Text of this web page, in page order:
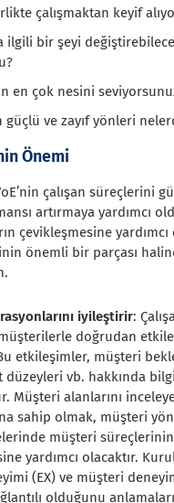
çalışmaktan keyif
ilgili bir şeyi
en çok nesini
güçlü ve zayıf yönleri
Önemi
çalışan süreçlerini
artırmaya yardımcı
çevikleşmesine
önemli bir parçası
iyileştirir:
doğrudan
etkileşimler, müşteri
düzeyleri vb. hakkında
Müşteri alanlarını
sahip olmak, müşteri
müşteri süreçlerinin
yardımcı olacaktır.
(EX) ve müşteri
olduğunu